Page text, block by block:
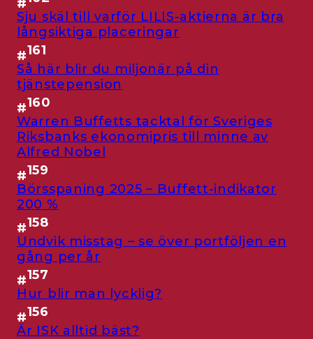
#
Sju skäl till varför LILIS-aktierna är bra
långsiktiga placeringar
#161
Så här blir du miljonär på din
tjänstepension
#160
Warren Buffetts tacktal för Sveriges
Riksbanks ekonomipris till minne av
Alfred Nobel
#159
Börsspaning 2025 – Buffett-indikator
200 %
#158
Undvik misstag – se över portföljen en
gång per år
#157
Hur blir man lycklig?
#156
Är ISK alltid bäst?